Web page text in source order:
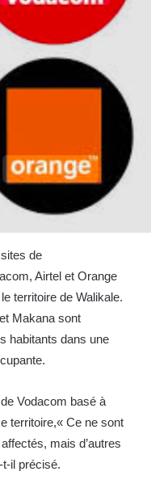
de
Airtel et Orange
territoire de Walikale.
Makana sont
habitants dans une
Vodacom basé à
territoire,« Ce ne sont
mais d’autres
il précisé.